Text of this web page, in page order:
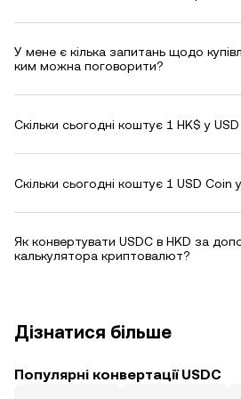
У мене є кілька запитань щодо
ким можна поговорити?
Скільки сьогодні коштує 1 HK$ у
Скільки сьогодні коштує 1 USD Coin
Як конвертувати USDC в HKD за
калькулятора криптовалют?
Дізнатися більше
Популярні конвертації USDC